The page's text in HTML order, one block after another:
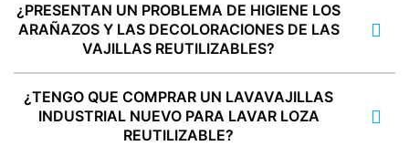
¿PRESENTAN UN PROBLEMA DE HIGIENE LOS
ARAÑAZOS Y LAS DECOLORACIONES DE LAS
VAJILLAS REUTILIZABLES?
¿TENGO QUE COMPRAR UN LAVAVAJILLAS
INDUSTRIAL NUEVO PARA LAVAR LOZA
REUTILIZABLE?